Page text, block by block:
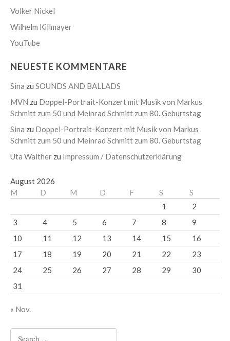
Volker Nickel
Wilhelm Killmayer
YouTube
NEUESTE KOMMENTARE
Sina zu SOUNDS AND BALLADS
MVN zu Doppel-Portrait-Konzert mit Musik von Markus
Schmitt zum 50 und Meinrad Schmitt zum 80. Geburtstag
Sina zu Doppel-Portrait-Konzert mit Musik von Markus
Schmitt zum 50 und Meinrad Schmitt zum 80. Geburtstag
Uta Walther zu Impressum / Datenschutzerklärung
August 2026
M
D M D F S
S
1
2
3
4 5 6 7 8
9
10
11 12 13 14 15
16
17
18 19 20 21 22
23
24
25 26 27 28 29
30
31
« Nov.